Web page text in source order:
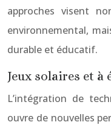
approches visent
environnemental,
durable et éducatif.
Jeux solaires et à
L’intégration de
ouvre de nouvelles